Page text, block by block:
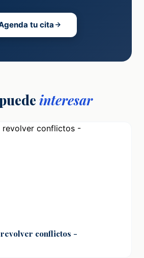
tu cita
interesar
conflictos -